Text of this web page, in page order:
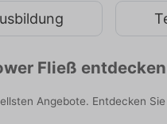
Fließ entdecken
Angebote. Entdecken